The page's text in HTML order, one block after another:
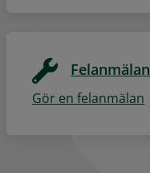
Felanmälan
Gör en felanmälan